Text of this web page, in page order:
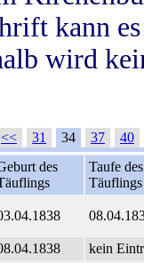
kann
wird
<< 31 34 37
40
des
Taufe des
Täuflings
kein